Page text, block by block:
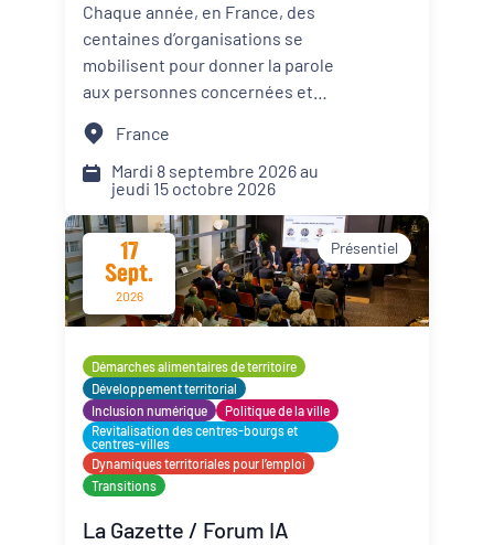
Politique de la ville
Revitalisation des centres-bourgs et
centres-villes
Dynamiques territoriales pour l’emploi
Transitions
Date d'événement
Départements
Format de l'événement
Présentiel
Chaque année, en France, des
centaines d’organisations se
mobilisent pour donner la parole
aux personnes concernées et
mettre un coup de projecteur
sur les solutions locales.
France
Mardi 8 septembre 2026 au
jeudi 15 octobre 2026
17
Sept.
2026
Présentiel
Démarches alimentaires de territoire
Développement territorial
Inclusion numérique
Politique de la ville
Revitalisation des centres-bourgs et
centres-villes
Dynamiques territoriales pour l’emploi
Transitions
La Gazette / Forum IA